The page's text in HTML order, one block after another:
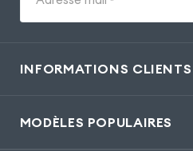
INFORMATIONS CLIENTS
MODÈLES POPULAIRES